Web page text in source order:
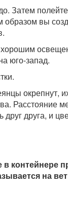
Затем
образом вы
хорошим
юго-запад.
окрепнут,
друг друга, и
контейнере
на